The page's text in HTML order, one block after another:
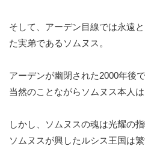
そして、アーデン目線では永遠
た実弟であるソムヌス。
アーデンが幽閉された2000年後
当然のことながらソムヌス本人は
しかし、ソムヌスの魂は光耀の
ソムヌスが興したルシス王国は繁